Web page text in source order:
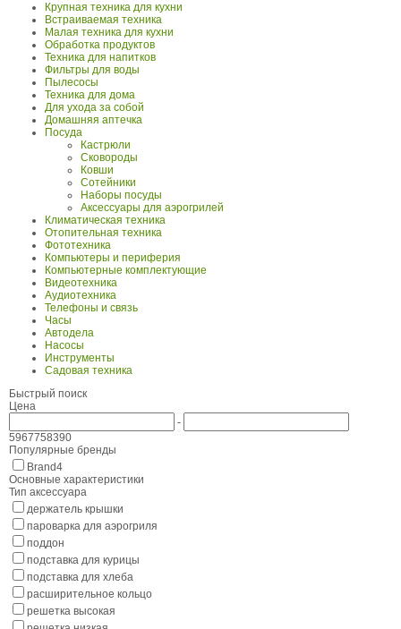
Крупная техника для кухни
Встраиваемая техника
Малая техника для кухни
Обработка продуктов
Техника для напитков
Фильтры для воды
Пылесосы
Техника для дома
Для ухода за собой
Домашняя аптечка
Посуда
Кастрюли
Сковороды
Ковши
Сотейники
Наборы посуды
Аксессуары для аэрогрилей
Климатическая техника
Отопительная техника
Фототехника
Компьютеры и периферия
Компьютерные комплектующие
Видеотехника
Аудиотехника
Телефоны и связь
Часы
Автодела
Насосы
Инструменты
Садовая техника
Быстрый поиск
Цена
-
5967758390
Популярные бренды
Brand4
Основные характеристики
Тип аксессуара
держатель крышки
пароварка для аэрогриля
поддон
подставка для курицы
подставка для хлеба
расширительное кольцо
решетка высокая